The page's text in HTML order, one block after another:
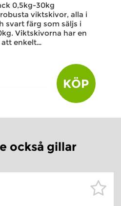
0,5kg-30kg
viktskivor, alla i
svart färg som säljs i
Viktskivorna har en
enkelt…
KÖP
också gillar